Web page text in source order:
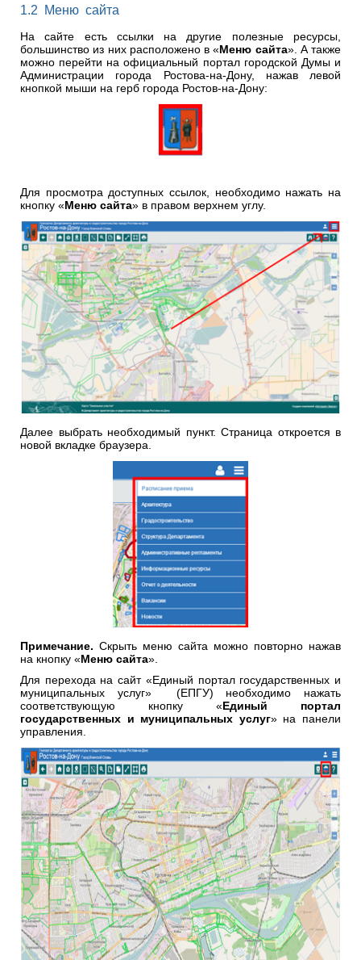
1.2 Меню сайта
На сайте есть ссылки на другие полезные ресурсы,
большинство из них расположено в «Меню сайта». А также
можно перейти на официальный портал городской Думы и
Администрации города Ростова-на-Дону, нажав левой
кнопкой мыши на герб города Ростов-на-Дону:
Для просмотра доступных ссылок, необходимо нажать на
кнопку «Меню сайта» в правом верхнем углу.
Далее выбрать необходимый пункт. Страница откроется в
новой вкладке браузера.
Примечание. Скрыть меню сайта можно повторно нажав
на кнопку «Меню сайта».
Для перехода на сайт «Единый портал государственных и
муниципальных услуг» (ЕПГУ) необходимо нажать
соответствующую кнопку «Единый портал
государственных и муниципальных услуг» на панели
управления.